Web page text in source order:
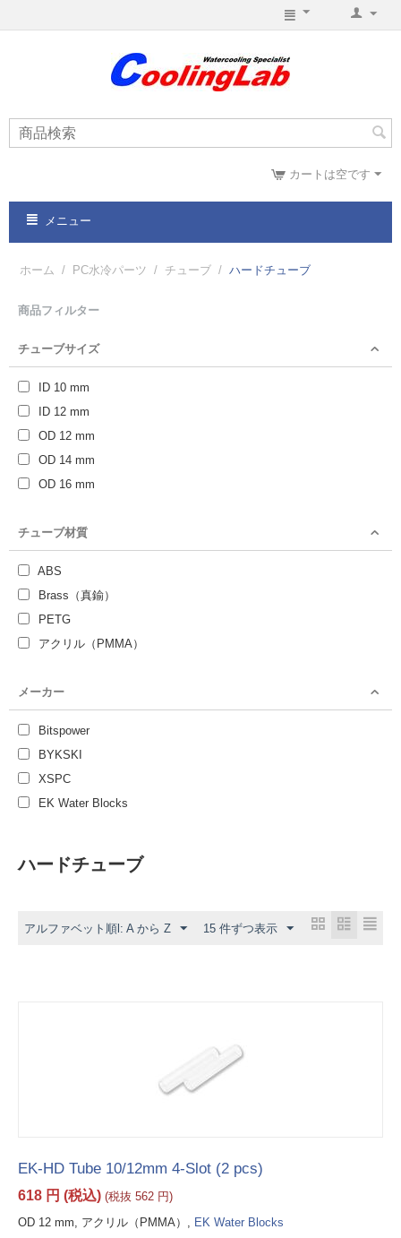
カートは空です
メニュー
ホーム / PC水冷パーツ / チューブ / ハードチューブ
商品フィルター
チューブサイズ
ID 10 mm
ID 12 mm
OD 12 mm
OD 14 mm
OD 16 mm
チューブ材質
ABS
Brass（真鍮）
PETG
アクリル（PMMA）
メーカー
Bitspower
BYKSKI
XSPC
EK Water Blocks
ハードチューブ
アルファベット順l: A から Z 15 件ずつ表示
EK-HD Tube 10/12mm 4-Slot (2 pcs)
618 円 (税込) (税抜 562 円)
OD 12 mm, アクリル（PMMA）, EK Water Blocks